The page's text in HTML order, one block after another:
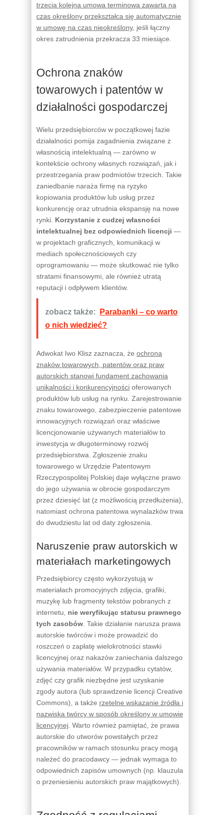
trzecia kolejna umowa terminowa zawarta na
czas określony przekształca się automatycznie
w umowę na czas nieokreślony, jeśli łączny
okres zatrudnienia przekracza 33 miesiące.
Ochrona znaków
towarowych i patentów w
działalności gospodarczej
Wielu przedsiębiorców w początkowej fazie
działalności pomija zagadnienia związane z
własnością intelektualną — zarówno w
kontekście ochrony własnych rozwiązań, jak i
przestrzegania praw podmiotów trzecich. Takie
zaniedbanie naraża firmę na ryzyko
kopiowania produktów lub usług przez
konkurencję oraz utrudnia ekspansję na nowe
rynki. Korzystanie z cudzej własności
intelektualnej bez odpowiednich licencji —
w projektach graficznych, komunikacji w
mediach społecznościowych czy
oprogramowaniu — może skutkować nie tylko
stratami finansowymi, ale również utratą
reputacji i odpływem klientów.
zobacz także:
Parabanki – co warto
o nich wiedzieć?
Adwokat Iwo Klisz zaznacza, że ochrona
znaków towarowych, patentów oraz praw
autorskich stanowi fundament zachowania
unikalności i konkurencyjności oferowanych
produktów lub usług na rynku. Zarejestrowanie
znaku towarowego, zabezpieczenie patentowe
innowacyjnych rozwiązań oraz właściwe
licencjonowanie używanych materiałów to
inwestycja w długoterminowy rozwój
przedsiębiorstwa. Zgłoszenie znaku
towarowego w Urzędzie Patentowym
Rzeczypospolitej Polskiej daje wyłączne prawo
do jego używania w obrocie gospodarczym
przez dziesięć lat (z możliwością przedłużenia),
natomiast ochrona patentowa wynalazków trwa
do dwudziestu lat od daty zgłoszenia.
Naruszenie praw autorskich w
materiałach marketingowych
Przedsiębiorcy często wykorzystują w
materiałach promocyjnych zdjęcia, grafiki,
muzykę lub fragmenty tekstów pobranych z
internetu, nie weryfikując statusu prawnego
tych zasobów . Takie działanie narusza prawa
autorskie twórców i może prowadzić do
roszczeń o zapłatę wielokrotności stawki
licencyjnej oraz nakazów zaniechania dalszego
używania materiałów. W przypadku cytatów,
zdjęć czy grafik niezbędne jest uzyskanie
zgody autora (lub sprawdzenie licencji Creative
Commons), a także rzetelne wskazanie źródła i
nazwiska twórcy w sposób określony w umowie
licencyjnej . Warto również pamiętać, że prawa
autorskie do utworów powstałych przez
pracowników w ramach stosunku pracy mogą
należeć do pracodawcy — jednak wymaga to
odpowiednich zapisów umownych (np. klauzula
o przeniesieniu autorskich praw majątkowych).